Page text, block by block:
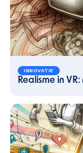
INNOVATIE
Realisme in